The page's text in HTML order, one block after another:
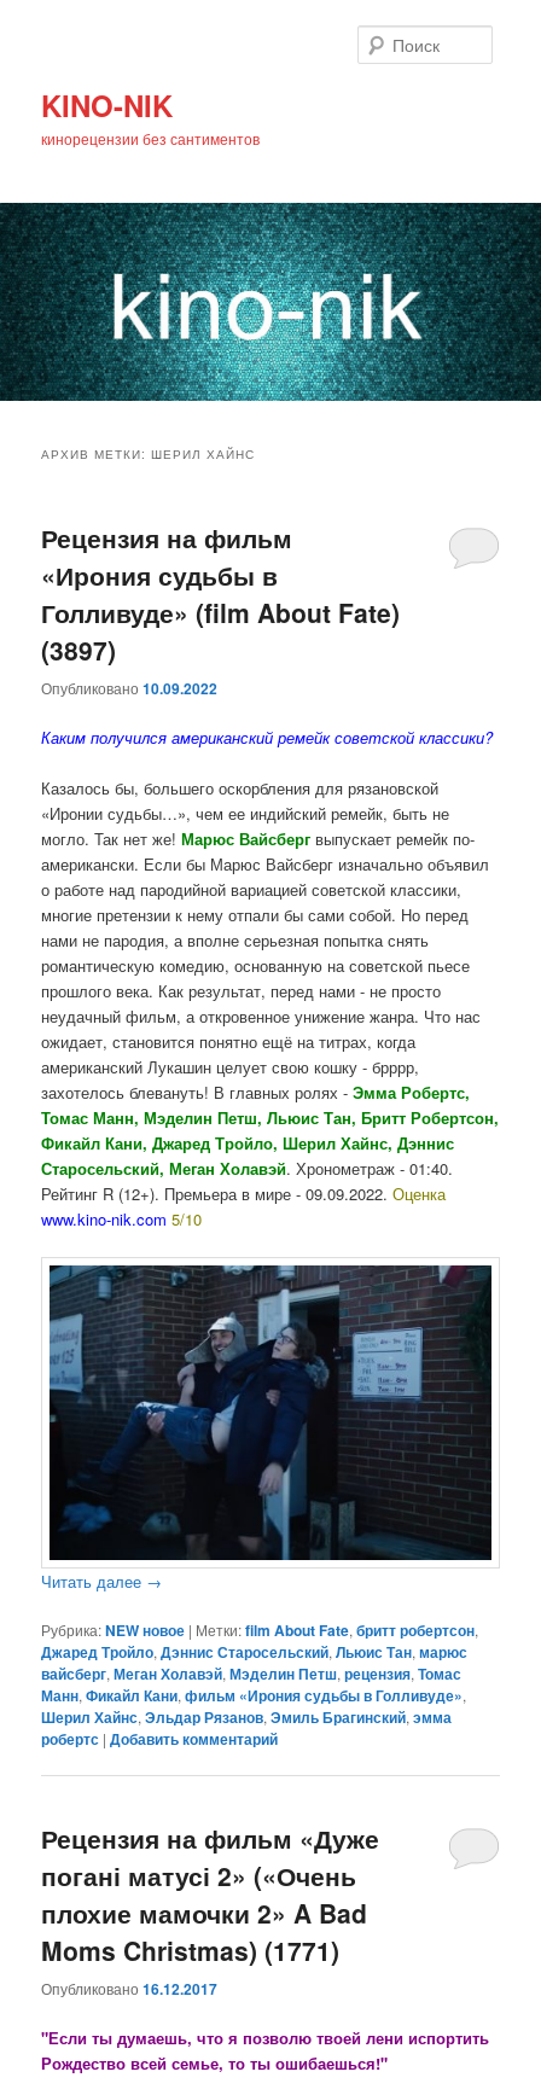
KINO-NIK
кинорецензии без сантиментов
основному
содержимому
дополнительному
содержимому
АРХИВ МЕТКИ:ШЕРИЛ ХАЙНС
Рецензия на фильм
«Ирония судьбы в
Голливуде» (film About Fate)
(3897)
Опубликовано10.09.2022
Каким получился американский ремейк советской классики?
Казалось бы, большего оскорбления для рязановской
«Иронии судьбы…», чем ее индийский ремейк, быть не
могло. Так нет же!Марюс Вайсберг выпускает ремейк по-
американски. Если бы Марюс Вайсберг изначально объявил
о работе над пародийной вариацией советской классики,
многие претензии к нему отпали бы сами собой. Но перед
нами не пародия, а вполне серьезная попытка снять
романтическую комедию, основанную на советской пьесе
прошлого века. Как результат, перед нами - не просто
неудачный фильм, а откровенное унижение жанра. Что нас
ожидает, становится понятно ещё на титрах, когда
американский Лукашин целует свою кошку - брррр,
захотелось блевануть! В главных ролях -Эмма Робертс,
Томас Манн, Мэделин Петш, Льюис Тан, Бритт Робертсон,
Фикайл Кани, Джаред Тройло, Шерил Хайнс, Дэннис
Старосельский, Меган Холавэй. Хронометраж - 01:40.
Рейтинг R (12+). Премьера в мире - 09.09.2022.Оценка
www.kino-nik.com 5/10
Читать далее →
Рубрика:NEW новое | Метки:film About Fate,бритт робертсон,
Джаред Тройло,Дэннис Старосельский,Льюис Тан,марюс
вайсберг,Меган Холавэй,Мэделин Петш,рецензия,Томас
Манн,Фикайл Кани,фильм «Ирония судьбы в Голливуде»,
Шерил Хайнс,Эльдар Рязанов,Эмиль Брагинский,эмма
робертс |Добавить комментарий
Рецензия на фильм «Дуже
погані матусі 2» («Очень
плохие мамочки 2» A Bad
Moms Christmas) (1771)
Опубликовано16.12.2017
"Если ты думаешь, что я позволю твоей лени испортить
Рождество всей семье, то ты ошибаешься!"